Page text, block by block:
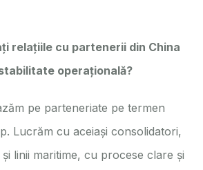
relațiile cu partenerii din China
operațională?
pe parteneriate pe termen
Lucrăm cu aceiași consolidatori,
linii maritime, cu procese clare și